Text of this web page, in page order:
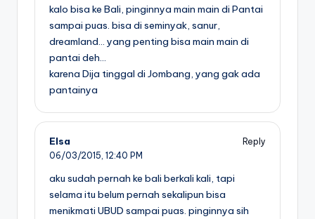
kalo bisa ke Bali, pinginnya main main di Pantai
sampai puas. bisa di seminyak, sanur,
dreamland… yang penting bisa main main di
pantai deh…
karena Dija tinggal di Jombang, yang gak ada
pantainya
Elsa
Reply
06/03/2015, 12:40 PM
aku sudah pernah ke bali berkali kali, tapi
selama itu belum pernah sekalipun bisa
menikmati UBUD sampai puas. pinginnya sih